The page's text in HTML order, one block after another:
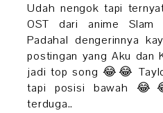
Udah nengok tapi
OST dari anime Slam
Padahal dengerinnya
postingan yang Aku dan
jadi top song 😂😂
tapi posisi bawah
terduga..